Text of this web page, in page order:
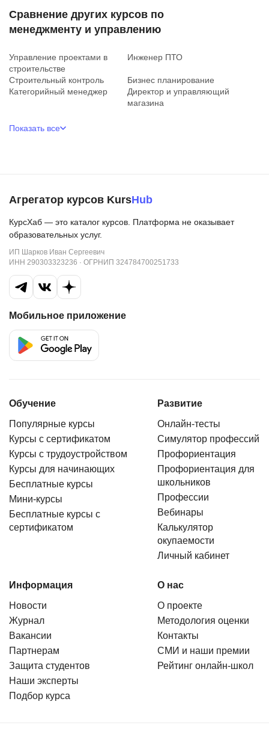
Сравнение других курсов по
менеджменту и управлению
Управление проектами в
строительстве
Инженер ПТО
Строительный контроль
Бизнес планирование
Категорийный менеджер
Директор и управляющий
магазина
Показать все
Агрегатор курсов KursHub
КурсХаб — это каталог курсов. Платформа не оказывает
образовательных услуг.
ИП Шарков Иван Сергеевич
ИНН 290303323236 · ОГРНИП 324784700251733
Мобильное приложение
Обучение
Популярные курсы
Курсы с сертификатом
Курсы с трудоустройством
Курсы для начинающих
Бесплатные курсы
Мини-курсы
Бесплатные курсы с
сертификатом
Развитие
Онлайн-тесты
Симулятор профессий
Профориентация
Профориентация для
школьников
Профессии
Вебинары
Калькулятор
окупаемости
Личный кабинет
Информация
Новости
Журнал
Вакансии
Партнерам
Защита студентов
Наши эксперты
Подбор курса
О нас
О проекте
Методология оценки
Контакты
СМИ и наши премии
Рейтинг онлайн-школ